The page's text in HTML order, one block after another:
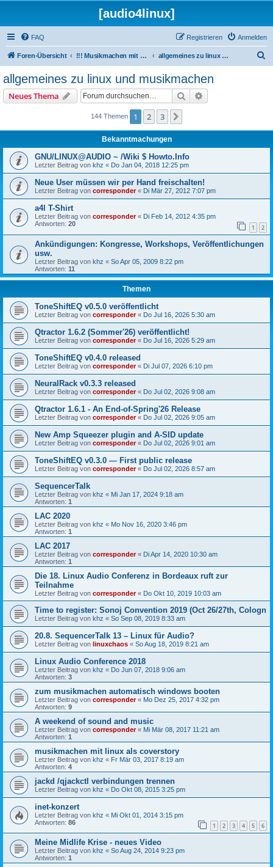
[audio4linux]
FAQ Anmelden
Registrieren
Foren-Übersicht !!! Musikmachen mit Linux !!! allgemeines zu linux und musikmachen
allgemeines zu linux und musikmachen
Neues Thema Suche
144 Themen 1 2 3
Bekanntmachungen
GNU/LINUX@AUDIO ~ /Wiki $ Howto.Info
Letzter Beitrag von khz « Do Jan 04, 2018 12:25 pm
Neue User müssen wir per Hand freischalten!
Letzter Beitrag von corresponder« Di Mär 27, 2012 7:07 pm
a4l T-Shirt
Letzter Beitrag von corresponder« Di Feb 14, 2012 4:35 pm
Antworten: 20 1 2
Ankündigungen: Kongresse, Workshops, Veröffentlichungen
usw.
Letzter Beitrag von khz « So Apr 05, 2009 8:22 pm
Antworten: 11
Themen
ToneShiftEQ v0.5.0 veröffentlicht
Letzter Beitrag von corresponder« Do Jul 16, 2026 5:30 am
Qtractor 1.6.2 (Sommer'26) veröffentlicht!
Letzter Beitrag von corresponder« Do Jul 16, 2026 5:29 am
ToneShiftEQ v0.4.0 released
Letzter Beitrag von corresponder« Di Jul 07, 2026 6:10 pm
NeuralRack v0.3.3 released
Letzter Beitrag von corresponder« Do Jul 02, 2026 9:08 am
Qtractor 1.6.1 - An End-of-Spring'26 Release
Letzter Beitrag von corresponder« Do Jul 02, 2026 9:05 am
New Amp Squeezer plugin and A-SID update
Letzter Beitrag von corresponder« Do Jul 02, 2026 9:01 am
ToneShiftEQ v0.3.0 — First public release
Letzter Beitrag von corresponder« Do Jul 02, 2026 8:57 am
SequencerTalk
Letzter Beitrag von khz « Mi Jan 17, 2024 9:18 am
Antworten: 1
LAC 2020
Letzter Beitrag von khz « Mo Nov 16, 2020 3:46 pm
Antworten: 1
LAC 2017
Letzter Beitrag von corresponder« Di Apr 14, 2020 10:30 am
Antworten: 1
Die 18. Linux Audio Conferenz in Bordeaux ruft zur
Teilnahme
Letzter Beitrag von corresponder« Do Okt 10, 2019 10:03 am
Time to register: Sonoj Convention 2019 (Oct 26/27th, Cologn
Letzter Beitrag von khz « So Sep 08, 2019 8:33 am
20.8. SequencerTalk 13 – Linux für Audio?
Letzter Beitrag von linuxchaos « So Aug 18, 2019 8:21 am
Linux Audio Conference 2018
Letzter Beitrag von khz « Do Jun 07, 2018 9:06 am
Antworten: 3
zum musikmachen automatisch windows booten
Letzter Beitrag von corresponder« Mo Dez 25, 2017 4:32 pm
Antworten: 9
A weekend of sound and music
Letzter Beitrag von corresponder« Mi Mär 08, 2017 11:21 am
Antworten: 1
musikmachen mit linux als coverstory
Letzter Beitrag von khz « Fr Mär 03, 2017 8:19 am
Antworten: 4
jackd /qjackctl verbindungen trennen
Letzter Beitrag von khz « Do Okt 08, 2015 3:25 pm
inet-konzert
Letzter Beitrag von khz « Mi Okt 01, 2014 3:15 pm
Antworten: 86 1 2 3 4 5 6
Meine Midlife Krise - neues Video
Letzter Beitrag von khz « So Aug 24, 2014 9:23 pm
Antworten: 1